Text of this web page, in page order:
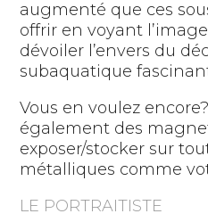
augmenté que ces
offrir en voyant
dévoiler l’envers du
subaquatique
Vous en voulez
également des
exposer/stocker sur
métalliques comme
LE PORTRAITISTE